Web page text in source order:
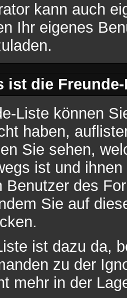
kann auch
Ihr eigenes
ist die
Liste können
haben,
Sie sehen,
ist und
Benutzer des
Sie auf
ist dazu da,
zu der
mehr in der